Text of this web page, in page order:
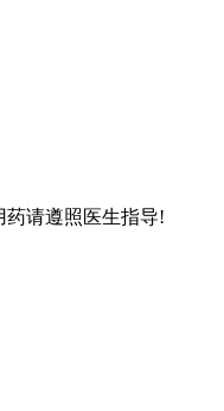
药请遵照医生指导!